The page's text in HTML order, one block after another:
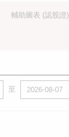
輔助圖表 (認股證)
至